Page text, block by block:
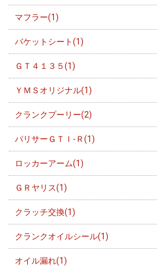
マフラー(1)
バケットシート(1)
ＧＴ４１３５(1)
ＹＭＳオリジナル(1)
クランクプーリー(2)
パリサーＧＴＩ-Ｒ(1)
ロッカーアーム(1)
ＧＲヤリス(1)
クラッチ交換(1)
クランクオイルシール(1)
オイル漏れ(1)